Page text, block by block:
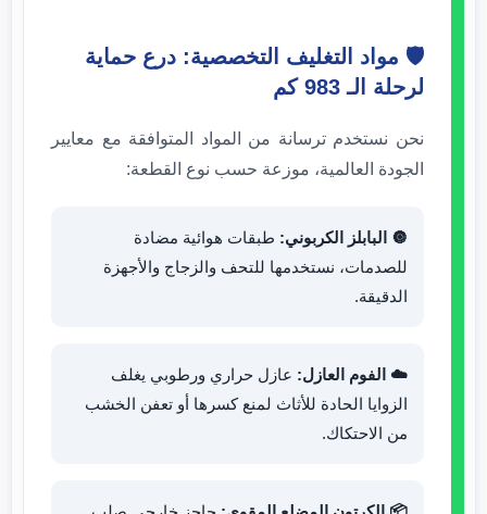
🛡️ مواد التغليف التخصصية: درع حماية
لرحلة الـ 983 كم
نحن نستخدم ترسانة من المواد المتوافقة مع معايير
الجودة العالمية، موزعة حسب نوع القطعة:
🔘 البابلز الكربوني: طبقات هوائية مضادة
للصدمات، نستخدمها للتحف والزجاج والأجهزة
الدقيقة.
☁️ الفوم العازل: عازل حراري ورطوبي يغلف
الزوايا الحادة للأثاث لمنع كسرها أو تعفن الخشب
من الاحتكاك.